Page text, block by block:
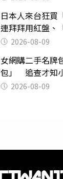
日本人來台狂買
連拜拜用紅盤、
也帶回家
2026-08-09
女網購二手名牌
包」 追查才知
2026-08-09